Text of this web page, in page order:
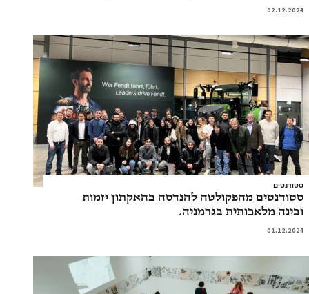
02.12.2024
סטודנטים
סטודנטים מהפקולטה להנדסה בהאקתון יזמות
ובינה מלאכותית בגרמניה.
01.12.2024